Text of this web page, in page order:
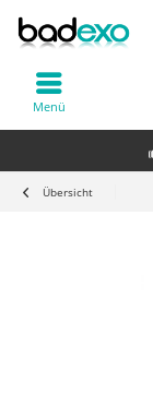
Menü
Übersicht